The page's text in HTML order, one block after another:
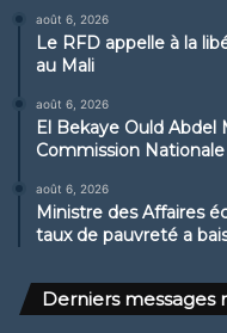
août 6, 2026
Le RFD appelle à la
au Mali
août 6, 2026
El Bekaye Ould Abdel
Commission
août 6, 2026
Ministre des Affaires
taux de pauvreté a
Derniers messages